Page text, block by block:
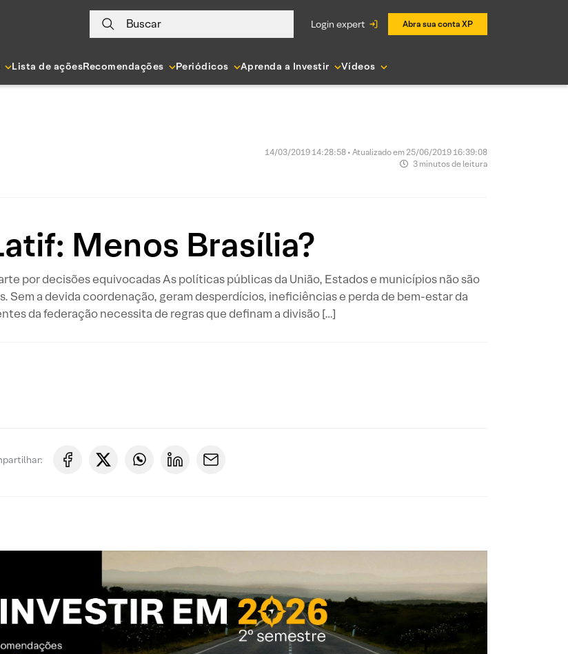
Buscar login expert Abra sua conta XP
Lista de açõesRecomendações Periódicos Aprenda a Investir Vídeos
14/03/2019 14:28:58 • Atualizado em 25/06/2019 16:39:08
3 minutos de leitura
Menos Brasília?
por decisões equivocadas As políticas públicas da União, Estados e municípios não são
Sem a devida coordenação, geram desperdícios, ineficiências e perda de bem-estar da
da federação necessita de regras que definam a divisão […]